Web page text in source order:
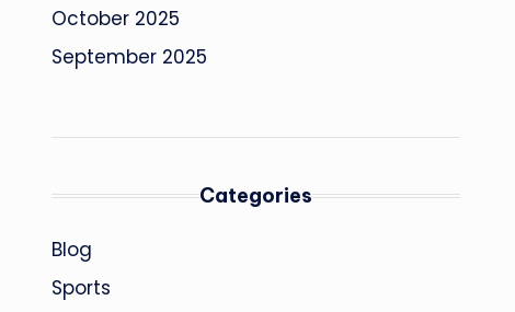
October 2025
September 2025
Categories
Blog
Sports